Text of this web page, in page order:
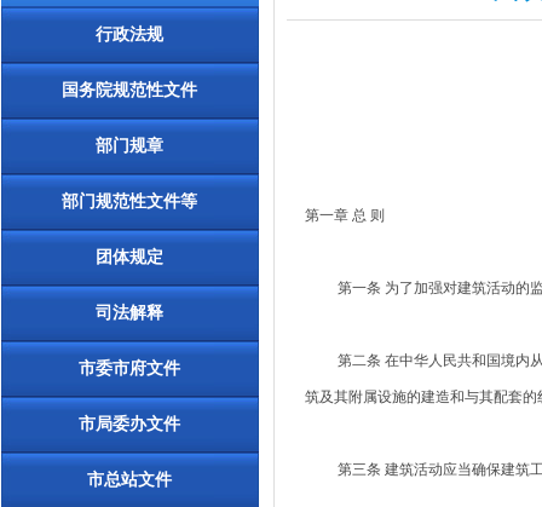
行政法规
国务院规范性文件
部门规章
部门规范性文件等
团体规定
司法解释
市委市府文件
市局委办文件
市总站文件
第一章 总 则
第一条 为了加强对建筑活动的监
第二条 在中华人民共和国境内从
筑及其附属设施的建造和与其配套
第三条 建筑活动应当确保建筑工